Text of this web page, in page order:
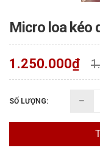
Micro loa kéo
1.250.000₫
SỐ LƯỢNG: